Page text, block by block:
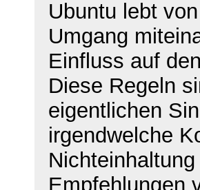
Ubuntu lebt
Umgang
Einfluss auf
Diese Regeln
eigentlichen
irgendwelche
Empfehlungen